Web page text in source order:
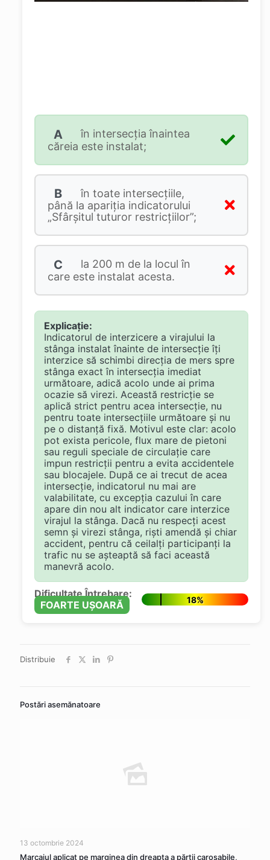
A
în intersecţia înaintea
căreia este instalat;
B
în toate intersecţiile,
până la apariţia indicatorului
„Sfârşitul tuturor restricţiilor”;
C
la 200 m de la locul în
care este instalat acesta.
Explicație:
Indicatorul de interzicere a virajului la
stânga instalat înainte de intersecție îți
interzice să schimbi direcția de mers spre
stânga exact în intersecția imediat
următoare, adică acolo unde ai prima
ocazie să virezi. Această restricție se
aplică strict pentru acea intersecție, nu
pentru toate intersecțiile următoare și nu
pe o distanță fixă. Motivul este clar: acolo
pot exista pericole, flux mare de pietoni
sau reguli speciale de circulație care
impun restricții pentru a evita accidentele
sau blocajele. După ce ai trecut de acea
intersecție, indicatorul nu mai are
valabilitate, cu excepția cazului în care
apare din nou alt indicator care interzice
virajul la stânga. Dacă nu respecți acest
semn și virezi stânga, riști amendă și chiar
accident, pentru că ceilalți participanți la
trafic nu se așteaptă să faci această
manevră acolo.
Dificultate Întrebare:
FOARTE UȘOARĂ
18%
Distribuie
Postări asemănatoare
13 octombrie 2024
Marcajul aplicat pe marginea din dreapta a părţii carosabile,